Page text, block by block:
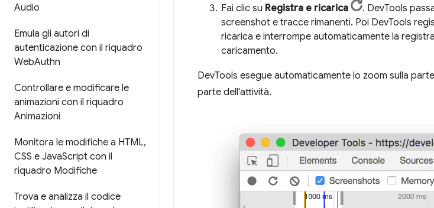
Audio
Emula gli autori di
autenticazione con il riquadro
WebAuthn
Controllare e modificare le
animazioni con il riquadro
Animazioni
Monitora le modifiche a HTML,
CSS e JavaScript con il
riquadro Modifiche
Trova e analizza il codice
Fai clic su Registra e ricarica . DevTools
screenshot e tracce rimanenti. Poi DevTools
ricarica e interrompe automaticamente la
caricamento.
DevTools esegue automaticamente lo zoom sulla
parte dell'attività.